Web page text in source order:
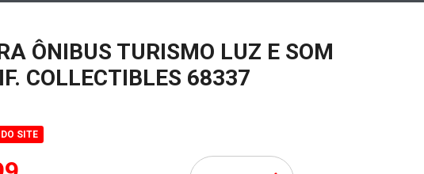
ÔNIBUS TURISMO LUZ E SOM
COLLECTIBLES 68337
SITE